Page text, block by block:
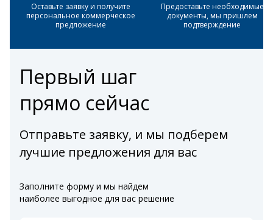
Оставьте заявку и получите
персональное коммерческое
предложение
Предоставьте необходимые
документы, мы пришлем
подтверждение
Первый шаг
прямо сейчас
Отправьте заявку, и мы подберем
лучшие предложения для вас
Заполните форму и мы найдем
наиболее выгодное для вас решение